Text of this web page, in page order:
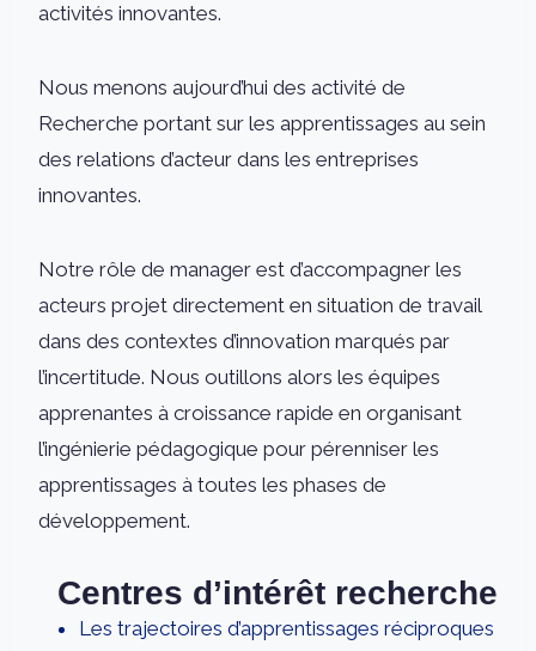
activités innovantes.
Nous menons aujourd’hui des activité de
Recherche portant sur les apprentissages au sein
des relations d’acteur dans les entreprises
innovantes.
Notre rôle de manager est d’accompagner les
acteurs projet directement en situation de travail
dans des contextes d’innovation marqués par
l’incertitude. Nous outillons alors les équipes
apprenantes à croissance rapide en organisant
l’ingénierie pédagogique pour pérenniser les
apprentissages à toutes les phases de
développement.
Centres d’intérêt recherche
Les trajectoires d’apprentissages réciproques